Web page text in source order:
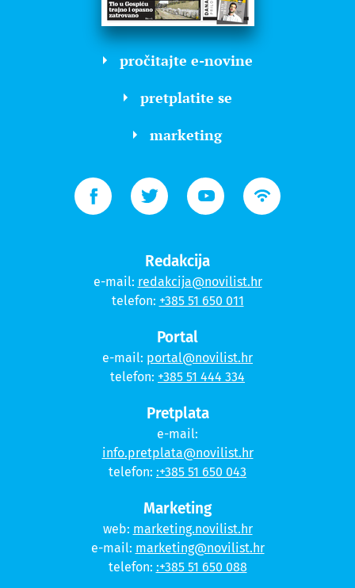
pročitajte e-novine
pretplatite se
marketing
Redakcija
e-mail: redakcija@novilist.hr
telefon: +385 51 650 011
Portal
e-mail: portal@novilist.hr
telefon: +385 51 444 334
Pretplata
e-mail:
info.pretplata@novilist.hr
telefon: :+385 51 650 043
Marketing
web: marketing.novilist.hr
e-mail: marketing@novilist.hr
telefon: :+385 51 650 088